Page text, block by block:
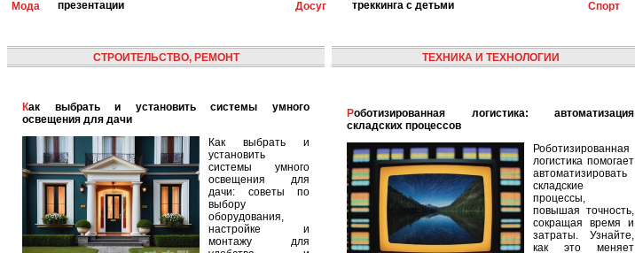
Мода
презентации
Досуг
треккинга с детьми
Спорт
СТРОИТЕЛЬСТВО, РЕМОНТ
Как выбрать и установить системы умного
освещения для дачи
Как выбрать и
установить
системы умного
освещения для
дачи: советы по
выбору
оборудования,
настройке и
монтажу для
ТЕХНИКА И ТЕХНОЛОГИИ
Роботизированная логистика: автоматизация
складских процессов
Роботизированная
логистика помогает
автоматизировать
складские
процессы,
повышая точность,
сокращая время и
затраты. Узнайте,
как это меняет